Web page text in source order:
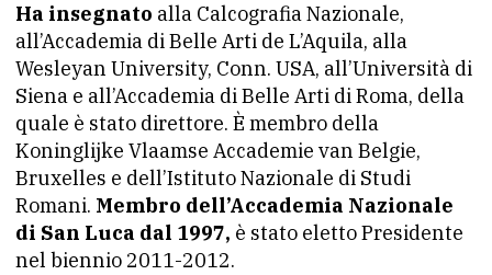
Ha insegnato alla Calcografia Nazionale,
all’Accademia di Belle Arti de L’Aquila, alla
Wesleyan University, Conn. USA, all’Università di
Siena e all’Accademia di Belle Arti di Roma, della
quale è stato direttore. È membro della
Koninglijke Vlaamse Accademie van Belgie,
Bruxelles e dell’Istituto Nazionale di Studi
Romani. Membro dell’Accademia Nazionale
di San Luca dal 1997, è stato eletto Presidente
nel biennio 2011-2012.